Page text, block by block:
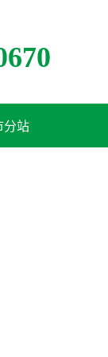
分站